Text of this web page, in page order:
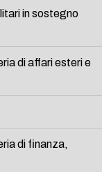
in sostegno
di affari esteri e
di finanza,